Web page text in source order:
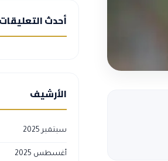
أحدث التعليقات
الأرشيف
سبتمبر 2025
أغسطس 2025